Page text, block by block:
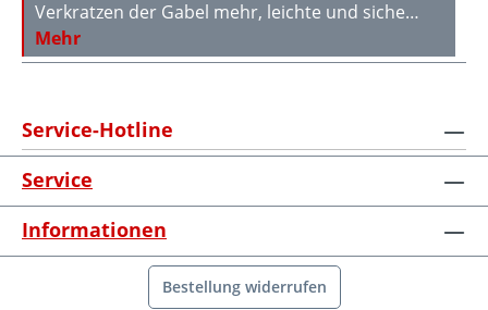
Verkratzen der Gabel mehr, leichte und siche…
Mehr
Service-Hotline
Service
Informationen
Bestellung widerrufen